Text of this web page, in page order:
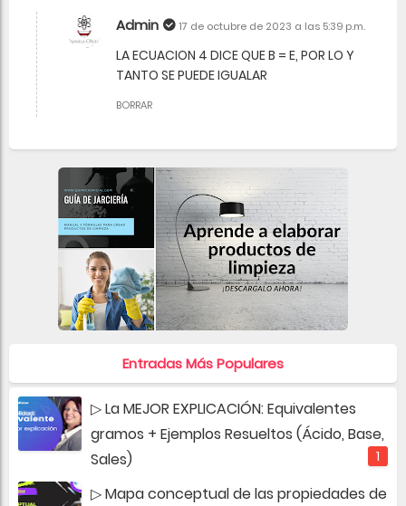
Admin 17 de octubre de 2023 a las 5:39 p.m.
LA ECUACION 4 DICE QUE B = E, POR LO Y
TANTO SE PUEDE IGUALAR
BORRAR
Entradas Más Populares
▷ La MEJOR EXPLICACIÓN: Equivalentes
gramos + Ejemplos Resueltos (Ácido, Base,
Sales)
▷ Mapa conceptual de las propiedades de